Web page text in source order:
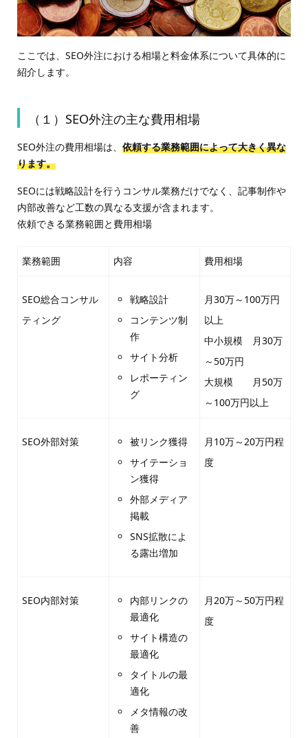
ここでは、SEO外注における相場と料金体系について具体的に
紹介します。
（１）SEO外注の主な費用相場
SEO外注の費用相場は、 依頼する業務範囲によって大きく異な
ります。
SEOには戦略設計を行うコンサル業務だけでなく、記事制作や
内部改善など工数の異なる支援が含まれます。
依頼できる業務範囲と費用相場
業務範囲 内容 費用相場
SEO総合コンサル
ティング
戦略設計
コンテンツ制
作
サイト分析
レポーティン
グ
月30万～100万円
以上
中小規模 月30万
～50万円
大規模 月50万
～100万円以上
SEO外部対策
被リンク獲得
サイテーショ
ン獲得
外部メディア
掲載
SNS拡散によ
る露出増加
月10万～20万円程
度
SEO内部対策
内部リンクの
最適化
サイト構造の
最適化
タイトルの最
適化
メタ情報の改
善
月20万～50万円程
度